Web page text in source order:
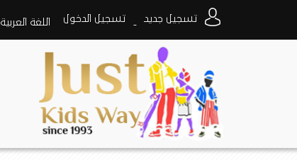
تسجيل جديد
-
تسجيل الدخول اللغة العربية